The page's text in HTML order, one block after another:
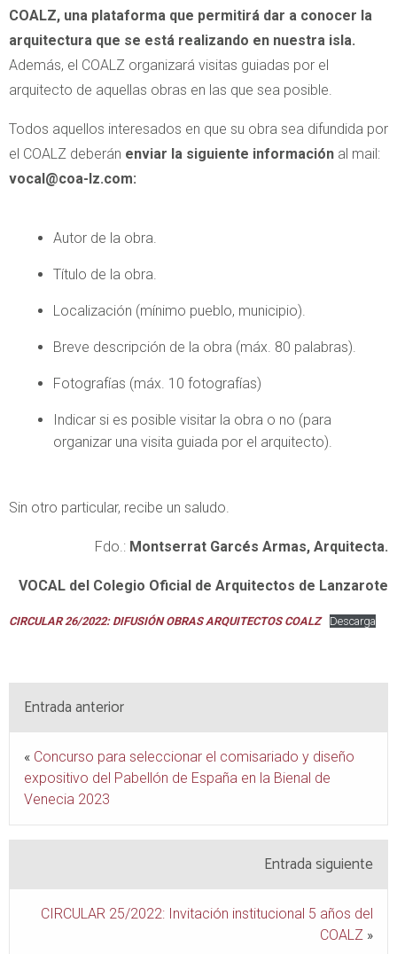
COALZ, una plataforma que permitirá dar a conocer la
arquitectura que se está realizando en nuestra isla.
Además, el COALZ organizará visitas guiadas por el
arquitecto de aquellas obras en las que sea posible.
Todos aquellos interesados en que su obra sea difundida por
el COALZ deberán enviar la siguiente información al mail:
vocal@coa-lz.com:
Autor de la obra.
Título de la obra.
Localización (mínimo pueblo, municipio).
Breve descripción de la obra (máx. 80 palabras).
Fotografías (máx. 10 fotografías)
Indicar si es posible visitar la obra o no (para
organizar una visita guiada por el arquitecto).
Sin otro particular, recibe un saludo.
Fdo.: Montserrat Garcés Armas, Arquitecta.
VOCAL del Colegio Oficial de Arquitectos de Lanzarote
CIRCULAR 26/2022: DIFUSIÓN OBRAS ARQUITECTOS COALZ Descarga
Entrada anterior
« Concurso para seleccionar el comisariado y diseño
expositivo del Pabellón de España en la Bienal de
Venecia 2023
Entrada siguiente
CIRCULAR 25/2022: Invitación institucional 5 años del
COALZ »